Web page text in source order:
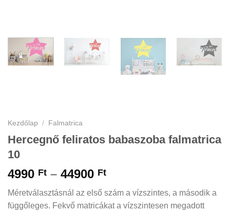
Kezdőlap / Falmatrica
Hercegnő feliratos babaszoba falmatrica
10
4990 Ft – 44900 FtÁrtartomány:
4990 Ft
-
44900 Ft
Méretválasztásnál az első szám a vízszintes, a második a
függőleges. Fekvő matricákat a vízszintesen megadott